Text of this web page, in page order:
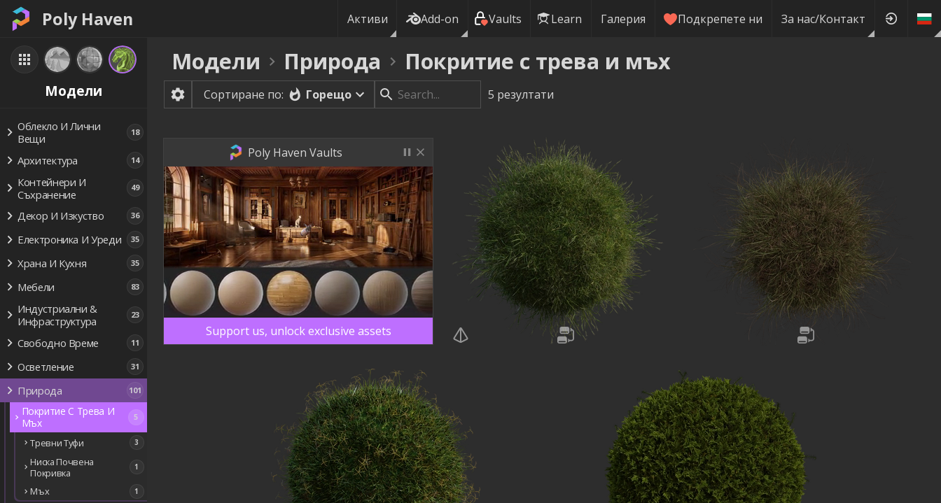
Poly Haven Активи Add-on Vaults Learn Галерия Подкрепете ни За нас/Контакт
Модели
Облекло И Лични
Вещи
18
Архитектура 14
Контейнери И
Съхранение
49
Декор И Изкуство 36
Електроника И Уреди 35
Храна И Кухня 35
Мебели 83
Индустриални &
Инфраструктура
23
Свободно Време 11
Осветление 31
Природа 101
Покритие С Трева И
Мъх
5
Тревни Туфи 3
Ниска Почвена
Покривка
1
Мъх 1
Модели Природа Покритие с трева и мъх
Сортиране по: Горещо 5 резултати
Poly Haven Vaults
Support us, unlock exclusive assets